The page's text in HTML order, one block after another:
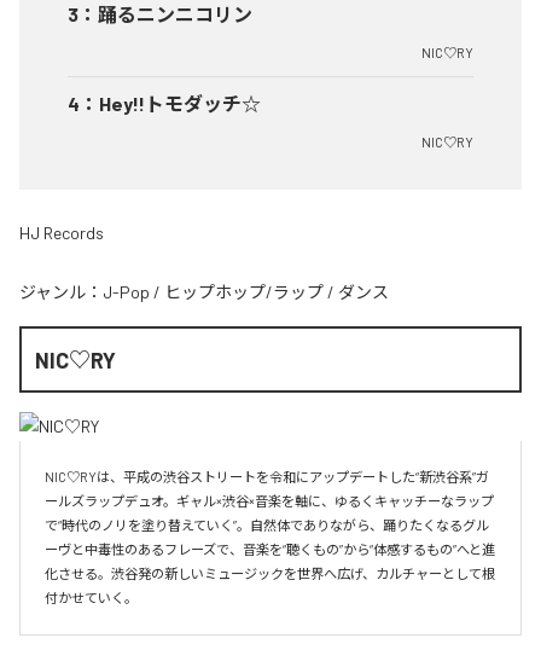
3 ： 踊るニンニコリン
NIC♡RY
4 ： Hey!!トモダッチ☆
NIC♡RY
HJ Records
ジャンル： J-Pop / ヒップホップ/ラップ / ダンス
NIC♡RY
NIC♡RYは、平成の渋谷ストリートを令和にアップデートした“新渋谷系”ガ
ールズラップデュオ。ギャル×渋谷×音楽を軸に、ゆるくキャッチーなラップ
で“時代のノリを塗り替えていく”。自然体でありながら、踊りたくなるグル
ーヴと中毒性のあるフレーズで、音楽を“聴くもの”から“体感するもの”へと進
化させる。渋谷発の新しいミュージックを世界へ広げ、カルチャーとして根
付かせていく。